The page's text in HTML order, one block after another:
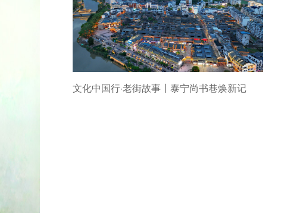
文化中国行·老街故事丨泰宁尚书巷焕新记